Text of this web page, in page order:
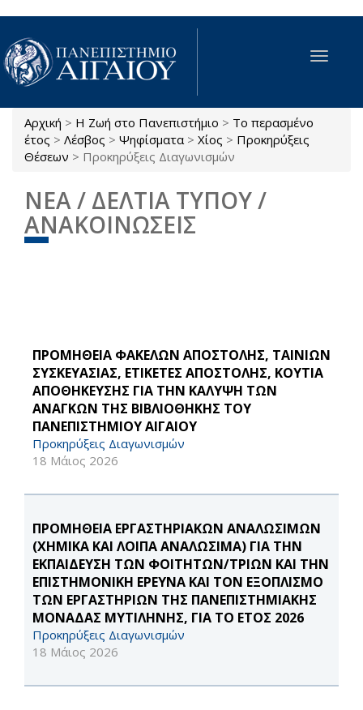
Παράκαμψη προς το κυρίως περιεχόμενο
Toggle
Είστε εδώ
Αρχική > Η Ζωή στο Πανεπιστήμιο > Το περασμένο
έτος > Λέσβος > Ψηφίσματα > Χίος > Προκηρύξεις
Θέσεων > Προκηρύξεις Διαγωνισμών
ΝΕΑ / ΔΕΛΤΙΑ ΤΥΠΟΥ /
ΑΝΑΚΟΙΝΩΣΕΙΣ
ΠΡΟΜΗΘΕΙΑ ΦΑΚΕΛΩΝ ΑΠΟΣΤΟΛΗΣ, ΤΑΙΝΙΩΝ
ΣΥΣΚΕΥΑΣΙΑΣ, ΕΤΙΚΕΤΕΣ ΑΠΟΣΤΟΛΗΣ, ΚΟΥΤΙΑ
ΑΠΟΘΗΚΕΥΣΗΣ ΓΙΑ ΤΗΝ ΚΑΛΥΨΗ ΤΩΝ
ΑΝΑΓΚΩΝ ΤΗΣ ΒΙΒΛΙΟΘΗΚΗΣ ΤΟΥ
ΠΑΝΕΠΙΣΤΗΜΙΟΥ ΑΙΓΑΙΟΥ
Προκηρύξεις Διαγωνισμών
18 Μάιος 2026
ΠΡΟΜΗΘΕΙΑ ΕΡΓΑΣΤΗΡΙΑΚΩΝ ΑΝΑΛΩΣΙΜΩΝ
(ΧΗΜΙΚΑ ΚΑΙ ΛΟΙΠΑ ΑΝΑΛΩΣΙΜΑ) ΓΙΑ ΤΗΝ
ΕΚΠΑΙΔΕΥΣΗ ΤΩΝ ΦΟΙΤΗΤΩΝ/ΤΡΙΩΝ ΚΑΙ ΤΗΝ
ΕΠΙΣΤΗΜΟΝΙΚΗ ΕΡΕΥΝΑ ΚΑΙ ΤΟΝ ΕΞΟΠΛΙΣΜΟ
ΤΩΝ ΕΡΓΑΣΤΗΡΙΩΝ ΤΗΣ ΠΑΝΕΠΙΣΤΗΜΙΑΚΗΣ
ΜΟΝΑΔΑΣ ΜΥΤΙΛΗΝΗΣ, ΓΙΑ ΤΟ ΕΤΟΣ 2026
Προκηρύξεις Διαγωνισμών
18 Μάιος 2026